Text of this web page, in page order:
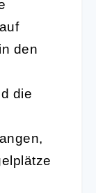
den
die